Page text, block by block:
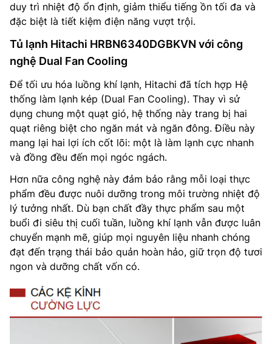
duy trì nhiệt độ ổn định, giảm thiểu tiếng ồn tối đa và
đặc biệt là tiết kiệm điện năng vượt trội.
Tủ lạnh Hitachi HRBN6340DGBKVN với công
nghệ Dual Fan Cooling
Để tối ưu hóa luồng khí lạnh, Hitachi đã tích hợp Hệ
thống làm lạnh kép (Dual Fan Cooling). Thay vì sử
dụng chung một quạt gió, hệ thống này trang bị hai
quạt riêng biệt cho ngăn mát và ngăn đông. Điều này
mang lại hai lợi ích cốt lõi: một là làm lạnh cực nhanh
và đồng đều đến mọi ngóc ngách.
Hơn nữa công nghệ này đảm bảo rằng mỗi loại thực
phẩm đều được nuôi dưỡng trong môi trường nhiệt độ
lý tưởng nhất. Dù bạn chất đầy thực phẩm sau một
buổi đi siêu thị cuối tuần, luồng khí lạnh vẫn được luân
chuyển mạnh mẽ, giúp mọi nguyên liệu nhanh chóng
đạt đến trạng thái bảo quản hoàn hảo, giữ trọn độ tươi
ngon và dưỡng chất vốn có.